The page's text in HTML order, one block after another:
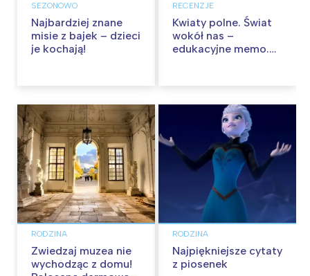
SEZONOWO
Najbardziej znane
misie z bajek – dzieci
je kochają!
RECENZJE
Kwiaty polne. Świat
wokół nas –
edukacyjne memo.
RODZINA
Zwiedzaj muzea nie
wychodząc z domu!
RODZINA
Najpiękniejsze cytaty
z piosenek